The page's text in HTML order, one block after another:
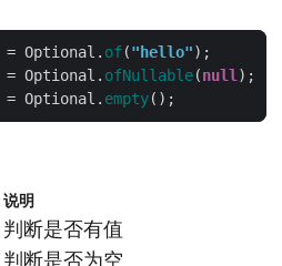
= Optional. of("hello"
= Optional. ofNullable(null
= Optional. empty
说明
判断是否有值
判断是否为空